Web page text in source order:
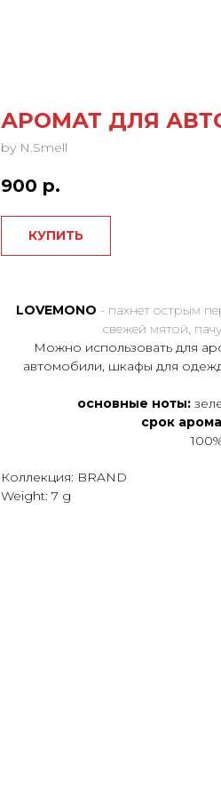
АРОМАТ ДЛЯ АВТО
by N.Smell
900 р.
КУПИТЬ
LOVEMONO - пахнет острым
свежей мятой,
Можно использовать для
автомобили, шкафы для
основные ноты:
срок
Коллекция: BRAND
Weight: 7 g